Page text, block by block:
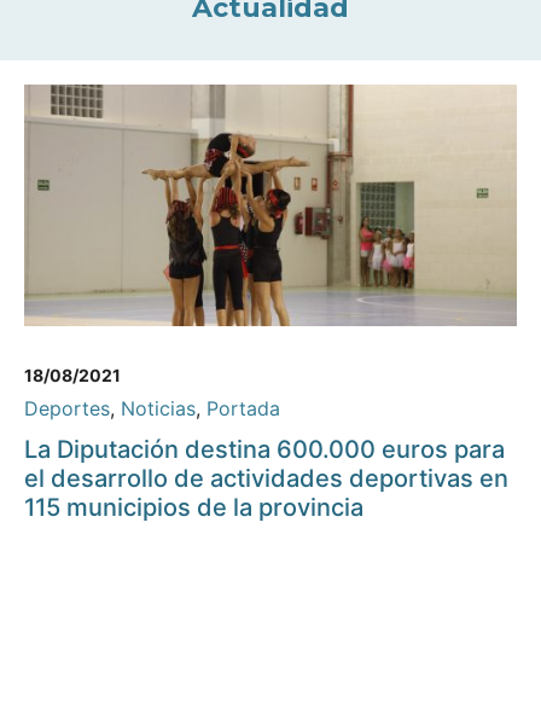
Actualidad
18/08/2021
Deportes, Noticias, Portada
La Diputación destina 600.000 euros para
el desarrollo de actividades deportivas en
115 municipios de la provincia